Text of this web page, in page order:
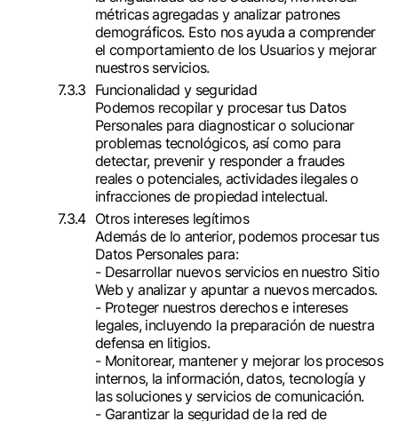
métricas agregadas y analizar patrones
demográficos. Esto nos ayuda a comprender
el comportamiento de los Usuarios y mejorar
nuestros servicios.
Funcionalidad y seguridad
Podemos recopilar y procesar tus Datos
Personales para diagnosticar o solucionar
problemas tecnológicos, así como para
detectar, prevenir y responder a fraudes
reales o potenciales, actividades ilegales o
infracciones de propiedad intelectual.
Otros intereses legítimos
Además de lo anterior, podemos procesar tus
Datos Personales para:
- Desarrollar nuevos servicios en nuestro Sitio
Web y analizar y apuntar a nuevos mercados.
- Proteger nuestros derechos e intereses
legales, incluyendo la preparación de nuestra
defensa en litigios.
- Monitorear, mantener y mejorar los procesos
internos, la información, datos, tecnología y
las soluciones y servicios de comunicación.
- Garantizar la seguridad de la red de